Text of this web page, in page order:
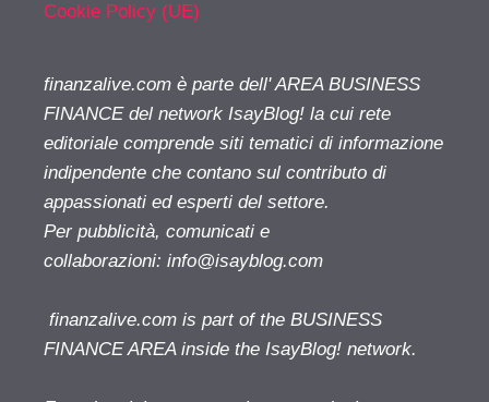
Cookie Policy (UE)
finanzalive.com è parte dell' AREA BUSINESS
FINANCE del network IsayBlog! la cui rete
editoriale comprende siti tematici di informazione
indipendente che contano sul contributo di
appassionati ed esperti del settore.
Per pubblicità, comunicati e
collaborazioni: info@isayblog.com
finanzalive.com is part of the BUSINESS
FINANCE AREA inside the IsayBlog! network.